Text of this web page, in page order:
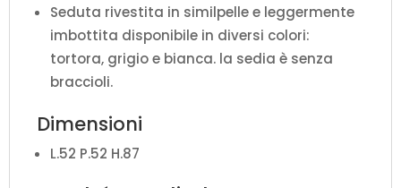
Seduta rivestita in similpelle e leggermente
imbottita disponibile in diversi colori:
tortora, grigio e bianca. la sedia è senza
braccioli.
Dimensioni
L.52 P.52 H.87